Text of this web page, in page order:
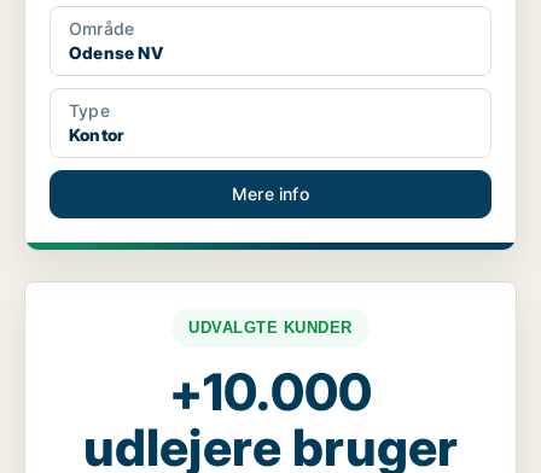
Område
Odense NV
Type
Kontor
Mere info
UDVALGTE KUNDER
+10.000
udlejere bruger